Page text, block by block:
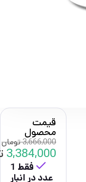
قیمت
محصول
3,666,000تومان
3,384,000
فقط 1
عدد در انبار